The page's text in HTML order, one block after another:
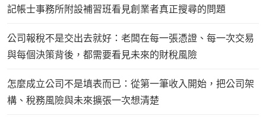
記帳士事務所附設補習班看見創業者真正搜尋的問題
公司報稅不是交出去就好：老闆在每一張憑證、每一次交易
與每個決策背後，都需要看見未來的財稅風險
怎麼成立公司不是填表而已：從第一筆收入開始，把公司架
構、稅務風險與未來擴張一次想清楚